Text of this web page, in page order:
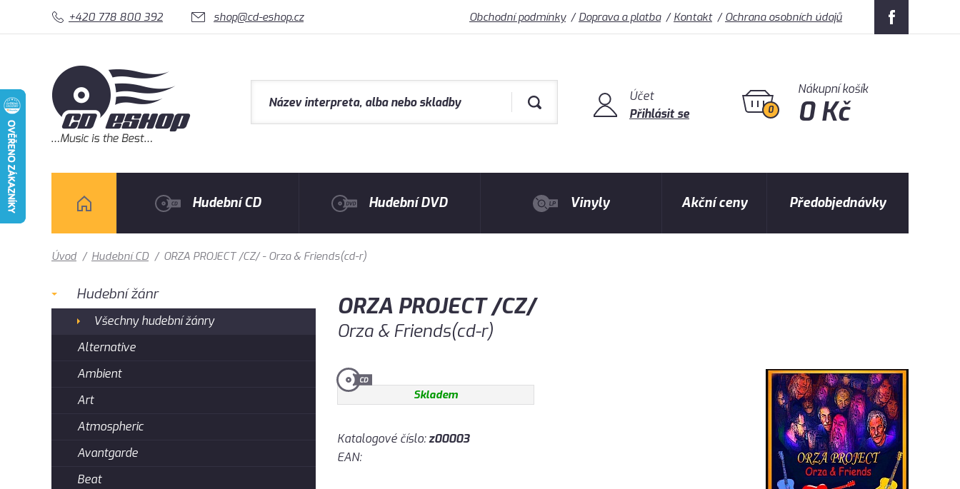
+420 778 800 392 shop@cd-eshop.cz Obchodní podmínky Doprava a platba Kontakt Ochrana osobních údajů
Účet
Přihlásit se
0
Nákupní košík
0 Kč
Hudební CD Hudební DVD Vinyly Akční ceny Předobjednávky
Úvod / Hudební CD / ORZA PROJECT /CZ/ - Orza & Friends(cd-r)
ORZA PROJECT /CZ/
Orza & Friends(cd-r)
Skladem
Katalogové číslo:z00003
EAN:
Hudební žánr
Všechny hudební žánry
Alternative
Ambient
Art
Atmospheric
Avantgarde
Beat